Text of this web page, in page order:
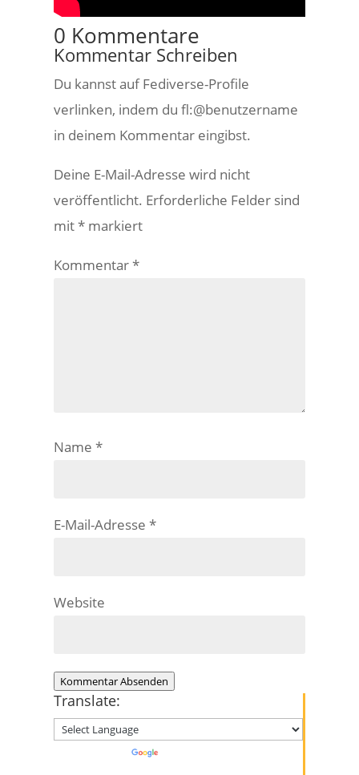
0 Kommentare
Kommentar Schreiben
Du kannst auf Fediverse-Profile
verlinken, indem du fl:@benutzername
in deinem Kommentar eingibst.
Deine E-Mail-Adresse wird nicht
veröffentlicht. Erforderliche Felder sind
mit* markiert
Kommentar*
Name*
E-Mail-Adresse*
Website
Kommentar Absenden
Translate:
Powered by